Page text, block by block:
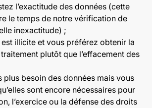
l’exactitude des données (cette
le temps de notre vérification de
inexactitude) ;
illicite et vous préférez obtenir la
plutôt que l’effacement des
plus besoin des données mais vous
sont encore nécessaires pour
l’exercice ou la défense des droits